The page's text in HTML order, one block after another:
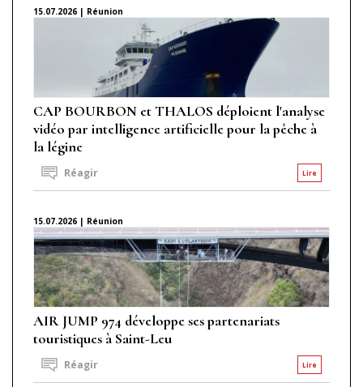
15.07.2026 | Réunion
CAP BOURBON et THALOS déploient l'analyse
vidéo par intelligence artificielle pour la pêche à
la légine
Lire
Réagir
15.07.2026 | Réunion
AIR JUMP 974 développe ses partenariats
touristiques à Saint-Leu
Lire
Réagir